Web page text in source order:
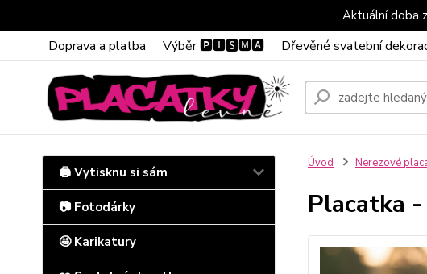
Aktuální doba
Doprava a platba Výběr 🅿🅸🆂🅼🅰 Dřevěné svatební
🖨️ Vytisknu si sám
📷 Fotodárky
🤩 Karikatury
Úvod Nerezové
Placatka